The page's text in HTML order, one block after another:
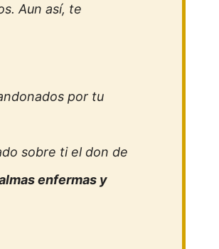
Aun así, te
por tu
sobre ti el don de
enfermas y